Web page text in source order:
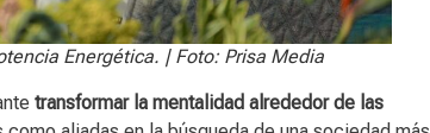
Energética. | Foto: Prisa Media
transformar la mentalidad alrededor de las